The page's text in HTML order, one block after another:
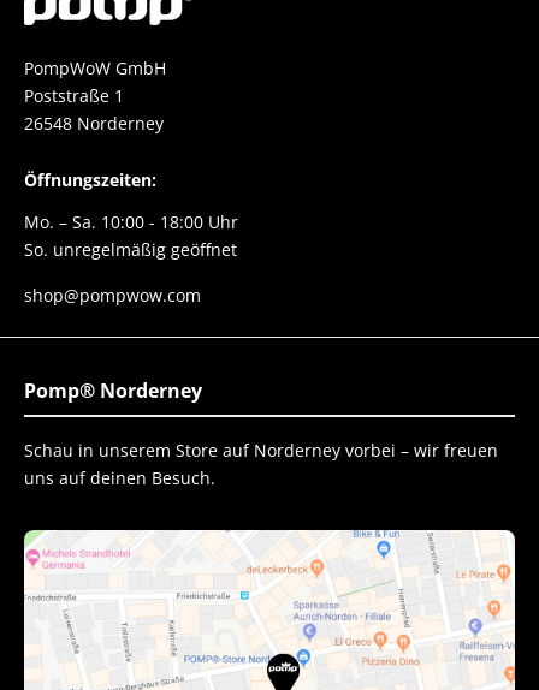
PompWoW GmbH
Poststraße 1
26548 Norderney
Öffnungszeiten:
Mo. – Sa. 10:00 - 18:00 Uhr
So. unregelmäßig geöffnet
shop@pompwow.com
Pomp® Norderney
Schau in unserem Store auf Norderney vorbei – wir freuen
uns auf deinen Besuch.